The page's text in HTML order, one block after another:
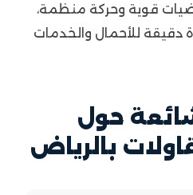
قوية وحركة منظمة،
دقيقة للأحمال والخدمات
حول
بالرياض